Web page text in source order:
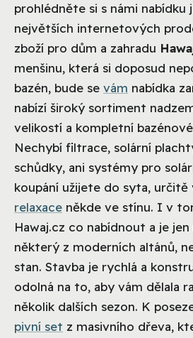
prohlédněte si s námi nabídku
největších internetových
zboží pro dům a zahradu
menšinu, která si doposud
bazén, bude se vám nabídka
nabízí široký sortiment
velikostí a kompletní
Nechybí filtrace, solární
schůdky, ani systémy pro
koupání užijete do syta, určitě
relaxace někde ve stínu. I v
Hawaj.cz co nabídnout a je
některý z moderních altánů,
stan. Stavba je rychlá a
odolná na to, aby vám dělala
několik dalších sezon. K
pivní set z masivního dřeva,